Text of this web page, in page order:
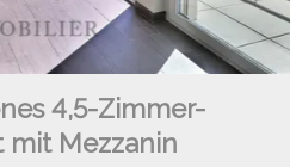
4,5-Zimmer-
Mezzanin